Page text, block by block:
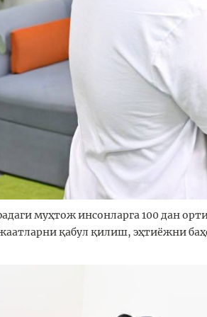
муҳтож инсонларга 100 дан
қабул қилиш, эҳтиёжни